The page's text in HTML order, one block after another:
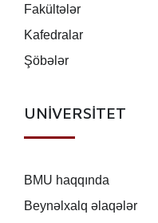
Fakültələr
Kafedralar
Şöbələr
UNİVERSİTET
BMU haqqında
Beynəlxalq əlaqələr